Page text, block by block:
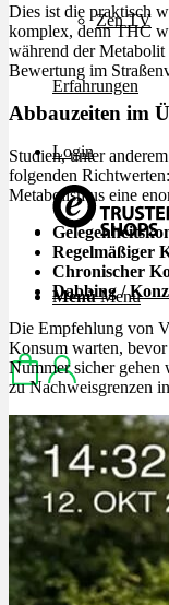
Zen TV
Erfahrungen
Login
Menü Menü
Dies ist die praktisch
komplex, denn THC
während der Metabolit
Bewertung im
Abbauzeiten im
Studien, unter
folgenden
Metabolismus eine
Regelmäßiger
Chronischer
Dabbing/
Die Empfehlung von
Konsum warten, bevor
Nummer sicher gehen
zu Nachweisgrenzen